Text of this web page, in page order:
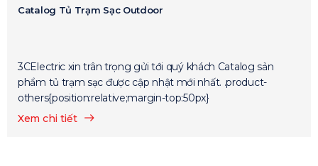
Catalog Tủ Trạm Sạc Outdoor
3CElectric xin trân trọng gửi tới quý khách Catalog sản
phẩm tủ trạm sạc được cập nhật mới nhất. .product-
others{position:relative;margin-top:50px}
Xem chi tiết